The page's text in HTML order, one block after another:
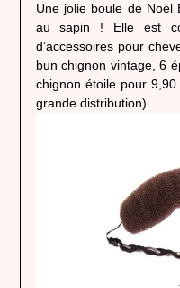
Une jolie boule de Noël
au sapin ! Elle est
d’accessoires pour
bun chignon vintage, 6
chignon étoile pour
grande distribution)